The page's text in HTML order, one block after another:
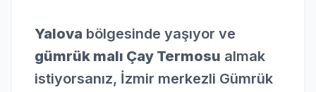
Yalova bölgesinde yaşıyor ve
gümrük malı Çay Termosu almak
istiyorsanız, İzmir merkezli Gümrük